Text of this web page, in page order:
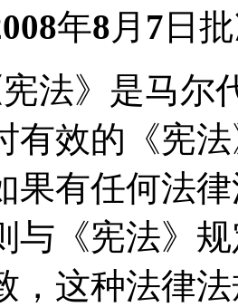
年8月 7 日
宪法》是马尔
有效的《宪
果有任何法
与《宪法》
，这种法律